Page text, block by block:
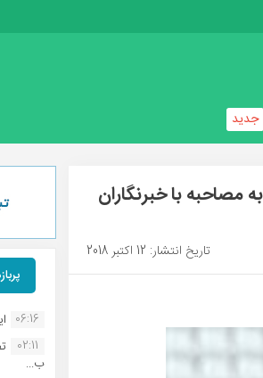
جدید
با خبرنگاران
تاریخ انتشار: 12 اکتبر 2018
06:16
02:11
ب...